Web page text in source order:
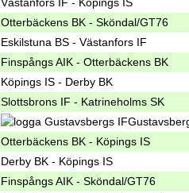
Otterbäckens BK - Sköndal/GT76
Eskilstuna BS - Västanfors IF
Finspångs AIK - Otterbäckens BK
Köpings IS - Derby BK
Slottsbrons IF - Katrineholms SK
Otterbäckens BK - Köpings IS
Derby BK - Köpings IS
Finspångs AIK - Sköndal/GT76